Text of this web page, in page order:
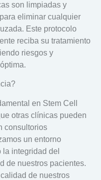
son limpiadas y
para eliminar cualquier
Este protocolo
reciba su tratamiento
riesgos y
en Stem Cell
otras clínicas pueden
consultorios
un entorno
integridad del
de nuestros pacientes.
de nuestros